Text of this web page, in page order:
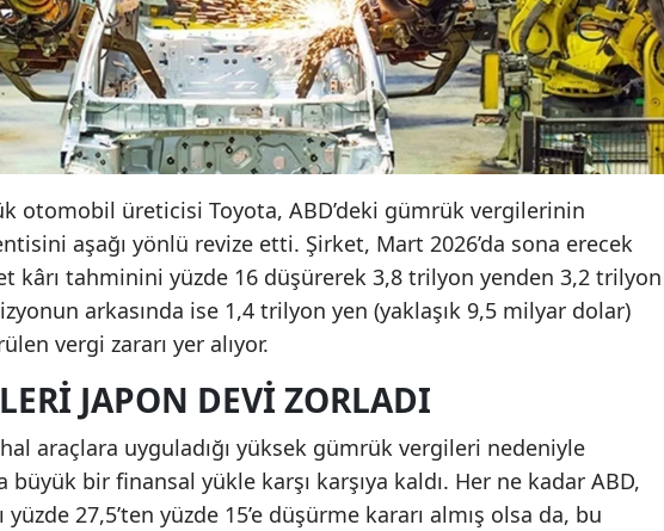
otomobil üreticisi Toyota, ABD’deki gümrük vergilerinin
aşağı yönlü revize etti. Şirket, Mart 2026’da sona erecek
kârı tahminini yüzde 16 düşürerek 3,8 trilyon yenden 3,2 trilyon
arkasında ise 1,4 trilyon yen (yaklaşık 9,5 milyar dolar)
vergi zararı yer alıyor.
JAPON DEVI ZORLADI
araçlara uyguladığı yüksek gümrük vergileri nedeniyle
büyük bir finansal yükle karşı karşıya kaldı. Her ne kadar ABD,
27,5’ten yüzde 15’e düşürme kararı almış olsa da, bu